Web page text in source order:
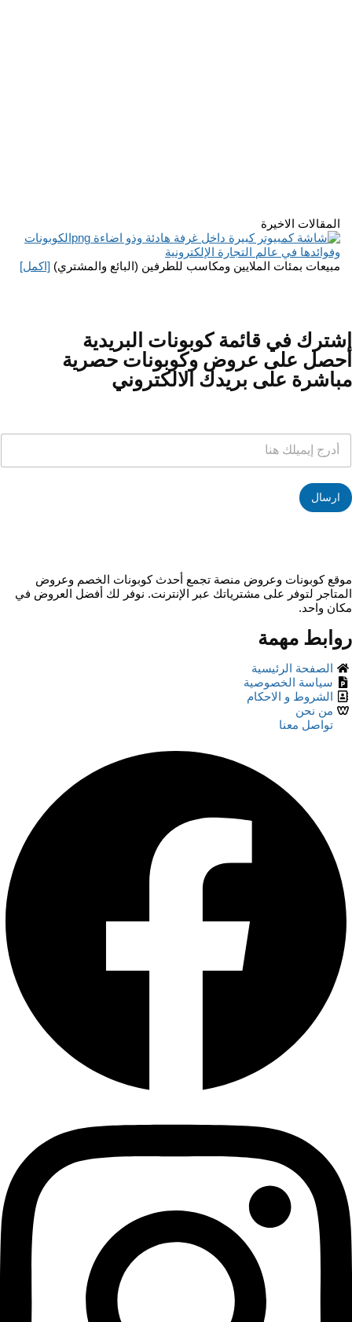
المقالات الاخيرة
الكوبونات
وفوائدها في عالم التجارة الإلكترونية
مبيعات بمئات الملايين ومكاسب للطرفين (البائع والمشتري) [اكمل]
إشترك في قائمة كوبونات البريدية
احصل على عروض وكوبونات حصرية
مباشرة على بريدك الالكتروني
إ
م
ي
ا
ي
م
ارسال
موقع كوبونات وعروض منصة تجمع أحدث كوبونات الخصم وعروض
المتاجر لتوفر على مشترياتك عبر الإنترنت. نوفر لك أفضل العروض في
مكان واحد.
روابط مهمة
الصفحة الرئيسية
سياسة الخصوصية
الشروط و الاحكام
من نحن
تواصل معنا